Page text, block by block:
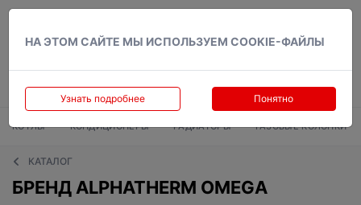
НА ЭТОМ САЙТЕ МЫ ИСПОЛЬЗУЕМ COOKIE-ФАЙЛЫ
Узнать подробнее Понятно
КОТЛЫ КОНДИЦИОНЕРЫ РАДИАТОРЫ ГАЗОВЫЕ КОЛОНКИ
КАТАЛОГ
БРЕНД ALPHATHERM OMEGA